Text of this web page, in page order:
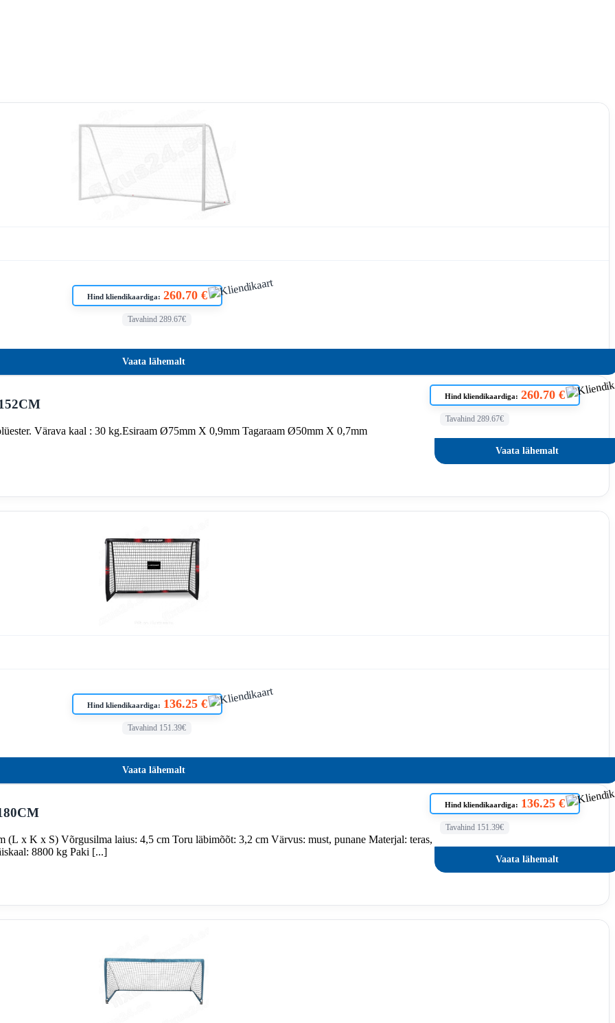
Hind kliendikaardiga: 260.70 €
Tavahind 289.67€
Vaata lähemalt
Värava kaal : 30 kg.Esiraam Ø75mm X 0,9mm Tagaraam Ø50mm X 0,7mm
Hind kliendikaardiga: 260.70 €
Tavahind 289.67€
Vaata lähemalt
Hind kliendikaardiga: 136.25 €
Tavahind 151.39€
Vaata lähemalt
(L x K x S) Võrgusilma laius: 4,5 cm Toru läbimõõt: 3,2 cm Värvus: must, punane Materjal: teras,
8800 kg Paki [...]
Hind kliendikaardiga: 136.25 €
Tavahind 151.39€
Vaata lähemalt